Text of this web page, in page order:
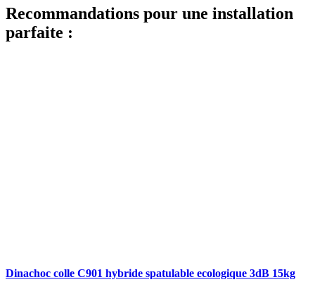
Recommandations pour une installation
parfaite :
Dinachoc colle C901 hybride spatulable ecologique 3dB 15kg